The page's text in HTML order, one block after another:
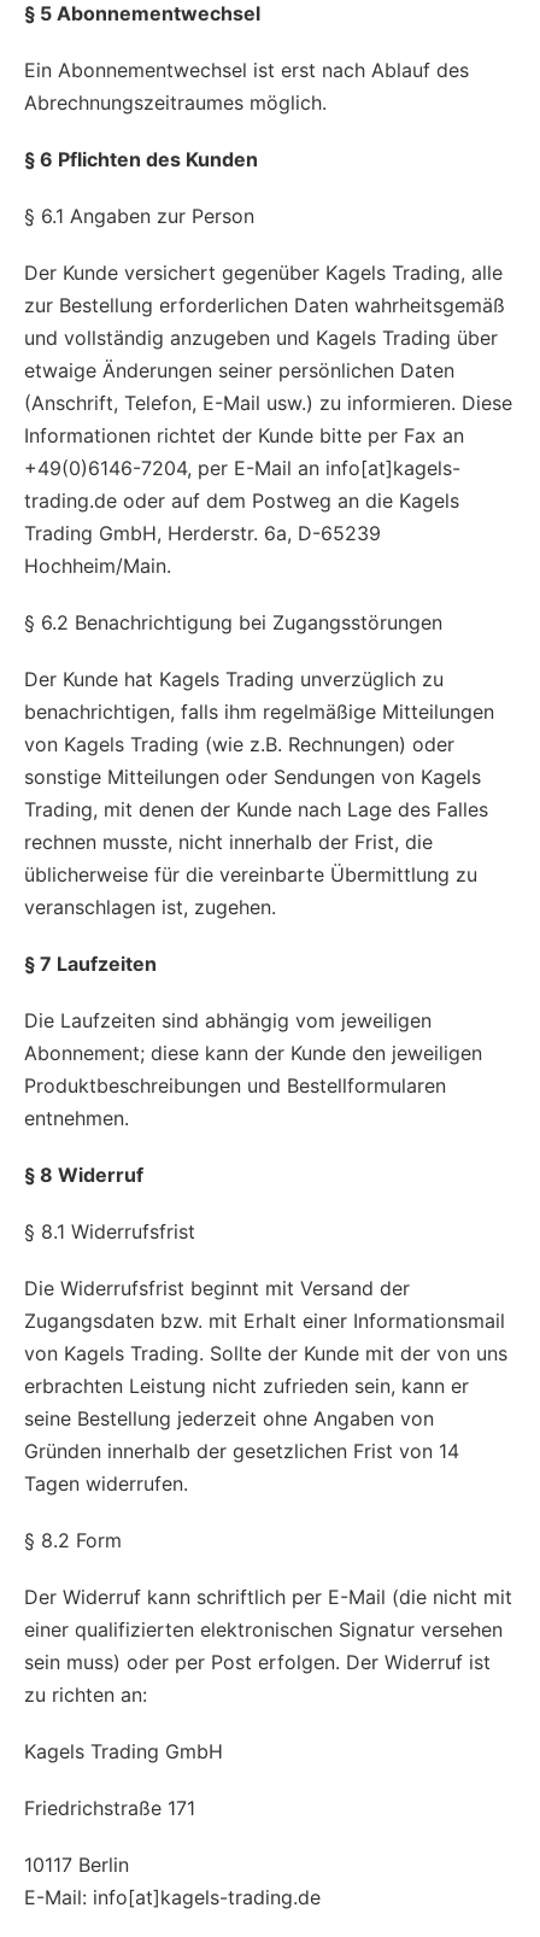
§ 5 Abonnementwechsel
Ein Abonnementwechsel ist erst nach Ablauf des
Abrechnungszeitraumes möglich.
§ 6 Pflichten des Kunden
§ 6.1 Angaben zur Person
Der Kunde versichert gegenüber Kagels Trading, alle
zur Bestellung erforderlichen Daten wahrheitsgemäß
und vollständig anzugeben und Kagels Trading über
etwaige Änderungen seiner persönlichen Daten
(Anschrift, Telefon, E-Mail usw.) zu informieren. Diese
Informationen richtet der Kunde bitte per Fax an
+49(0)6146-7204, per E-Mail an info[at]kagels-
trading.de oder auf dem Postweg an die Kagels
Trading GmbH, Herderstr. 6a, D-65239
Hochheim/Main.
§ 6.2 Benachrichtigung bei Zugangsstörungen
Der Kunde hat Kagels Trading unverzüglich zu
benachrichtigen, falls ihm regelmäßige Mitteilungen
von Kagels Trading (wie z.B. Rechnungen) oder
sonstige Mitteilungen oder Sendungen von Kagels
Trading, mit denen der Kunde nach Lage des Falles
rechnen musste, nicht innerhalb der Frist, die
üblicherweise für die vereinbarte Übermittlung zu
veranschlagen ist, zugehen.
§ 7 Laufzeiten
Die Laufzeiten sind abhängig vom jeweiligen
Abonnement; diese kann der Kunde den jeweiligen
Produktbeschreibungen und Bestellformularen
entnehmen.
§ 8 Widerruf
§ 8.1 Widerrufsfrist
Die Widerrufsfrist beginnt mit Versand der
Zugangsdaten bzw. mit Erhalt einer Informationsmail
von Kagels Trading. Sollte der Kunde mit der von uns
erbrachten Leistung nicht zufrieden sein, kann er
seine Bestellung jederzeit ohne Angaben von
Gründen innerhalb der gesetzlichen Frist von 14
Tagen widerrufen.
§ 8.2 Form
Der Widerruf kann schriftlich per E-Mail (die nicht mit
einer qualifizierten elektronischen Signatur versehen
sein muss) oder per Post erfolgen. Der Widerruf ist
zu richten an:
Kagels Trading GmbH
Friedrichstraße 171
10117 Berlin
E-Mail: info[at]kagels-trading.de